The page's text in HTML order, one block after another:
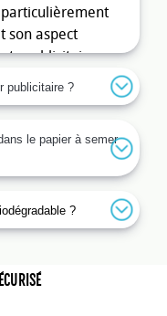
son aspect
publicitaires
graines
à son aspect
également à
publicitaire ?
le papier à semer
?